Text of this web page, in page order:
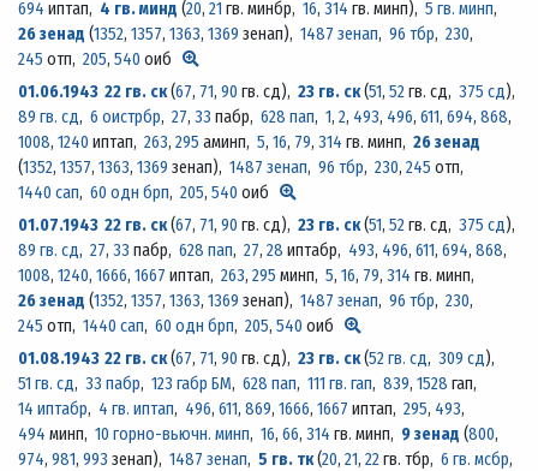
694 иптап, 4 гв. минд (20, 21 гв. минбр, 16, 314 гв. минп), 5 гв. минп,
26 зенад (1352, 1357, 1363, 1369 зенап), 1487 зенап, 96 тбр, 230,
245 отп, 205, 540 оиб
01.06.1943 22 гв. ск(67, 71,90 гв. сд),23 гв. ск(51,52гв. сд,375 сд),
89 гв. сд, 6 оистрбр, 27, 33 пабр, 628 пап, 1, 2, 493, 496, 611, 694, 868,
1008, 1240 иптап, 263, 295 аминп, 5, 16, 79, 314 гв. минп, 26 зенад
(1352, 1357, 1363, 1369 зенап), 1487 зенап, 96 тбр, 230, 245 отп,
1440 сап, 60 одн брп, 205, 540 оиб
01.07.1943 22 гв. ск(67, 71,90 гв. сд),23 гв. ск(51,52гв. сд,375 сд),
89 гв. сд, 27, 33 пабр, 628 пап, 27, 28 иптабр, 493, 496, 611, 694, 868,
1008, 1240, 1666, 1667 иптап, 263, 295 минп, 5, 16, 79, 314 гв. минп,
26 зенад (1352, 1357, 1363, 1369 зенап), 1487 зенап, 96 тбр, 230,
245 отп, 1440 сап, 60 одн брп, 205, 540 оиб
01.08.1943 22 гв. ск(67, 71,90 гв. сд),23 гв. ск(52 гв. сд,309 сд),
51 гв. сд, 33 пабр, 123 габр БМ, 628 пап, 111 гв. гап, 839, 1528 гап,
14 иптабр, 4 гв. иптап, 496, 611, 869, 1666, 1667 иптап, 295, 493,
494 минп, 10 горно-вьючн. минп, 16, 66, 314 гв. минп, 9 зенад (800,
974, 981, 993 зенап), 1487 зенап, 5 гв. тк(20, 21, 22гв. тбр, 6 гв. мсбр,